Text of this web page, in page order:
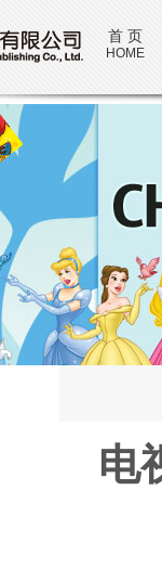
首 页
HOME
电